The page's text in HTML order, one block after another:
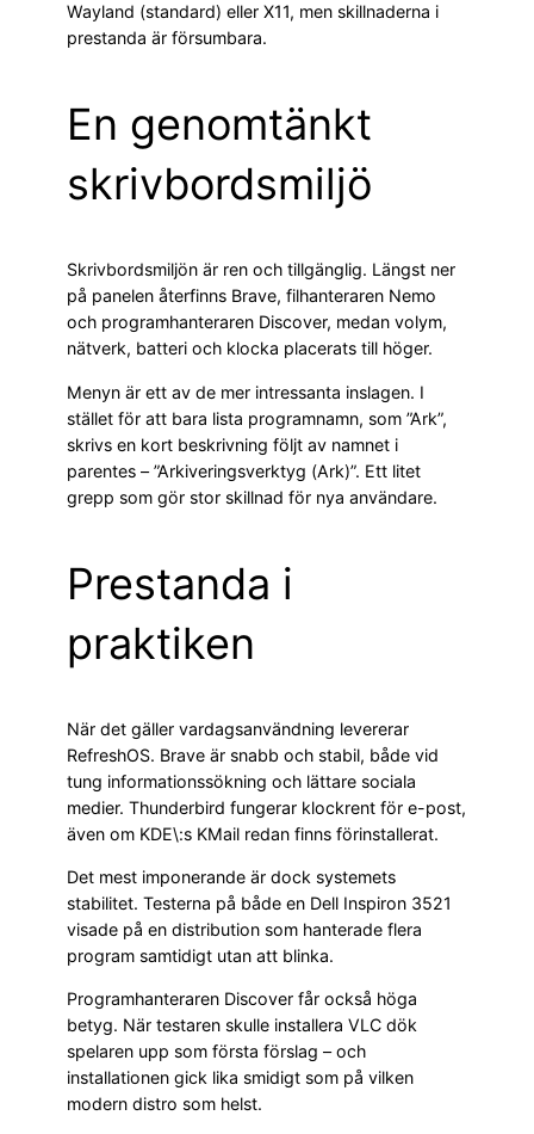
Wayland (standard) eller X11, men skillnaderna i
prestanda är försumbara.
En genomtänkt
skrivbordsmiljö
Skrivbordsmiljön är ren och tillgänglig. Längst ner
på panelen återfinns Brave, filhanteraren Nemo
och programhanteraren Discover, medan volym,
nätverk, batteri och klocka placerats till höger.
Menyn är ett av de mer intressanta inslagen. I
stället för att bara lista programnamn, som ”Ark”,
skrivs en kort beskrivning följt av namnet i
parentes – ”Arkiveringsverktyg (Ark)”. Ett litet
grepp som gör stor skillnad för nya användare.
Prestanda i
praktiken
När det gäller vardagsanvändning levererar
RefreshOS. Brave är snabb och stabil, både vid
tung informationssökning och lättare sociala
medier. Thunderbird fungerar klockrent för e-post,
även om KDE\:s KMail redan finns förinstallerat.
Det mest imponerande är dock systemets
stabilitet. Testerna på både en Dell Inspiron 3521
visade på en distribution som hanterade flera
program samtidigt utan att blinka.
Programhanteraren Discover får också höga
betyg. När testaren skulle installera VLC dök
spelaren upp som första förslag – och
installationen gick lika smidigt som på vilken
modern distro som helst.